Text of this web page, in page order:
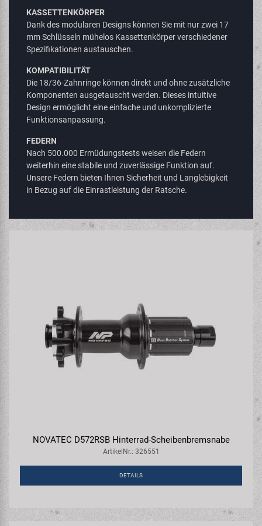
KASSETTENKÖRPER
Dank des modularen Designs können Sie mit nur zwei 17
mm Schlüsseln mühelos Kassettenkörper verschiedener
Spezifikationen austauschen.
KOMPATIBILITÄT
Die 18/36-Zahnringe können direkt und ohne zusätzliche
Komponenten ausgetauscht werden. Dieses intuitive
Design ermöglicht eine einfache und unkomplizierte
Funktionsanpassung.
FEDERN
Nach 500.000 Ermüdungstests weisen die Federn
weiterhin eine stabile und zuverlässige Funktion auf.
Unsere Federn bieten Ihnen Sicherheit und Langlebigkeit
in Bezug auf die Einrastleistung der Ratsche.
NOVATEC D572RSB Hinterrad-Scheibenbremsnabe
ArtikelNr.: 326551
DETAILS